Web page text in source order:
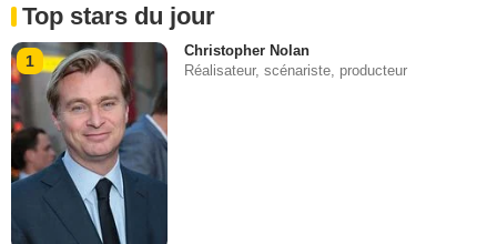
Top stars du jour
1
Christopher Nolan
Réalisateur, scénariste, producteur